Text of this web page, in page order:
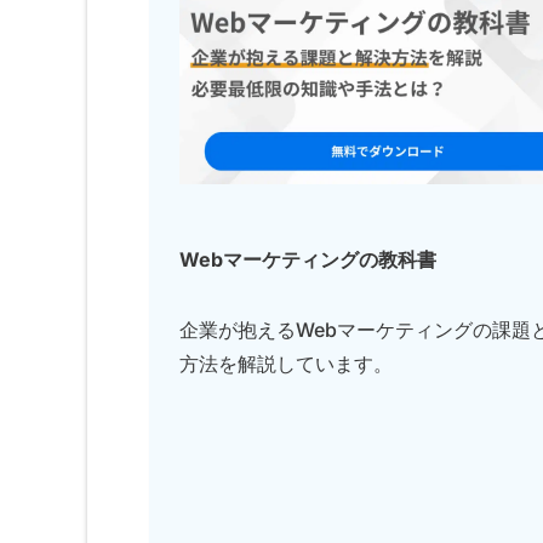
Webマーケティングの教科書
企業が抱えるWebマーケティングの課題
方法を解説しています。